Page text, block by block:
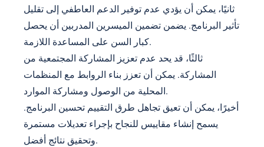
ثانيًا، يمكن أن يؤدي عدم توفير الدعم العاطفي إلى تقليل
تأثير البرنامج. يضمن تضمين الميسرين المدربين أن يحصل
كبار السن على المساعدة اللازمة.
ثالثًا، قد يحد عدم تعزيز المشاركة المجتمعية من
المشاركة. يمكن أن تعزز بناء الروابط مع المنظمات
المحلية من الوصول ومشاركة الموارد.
أخيرًا، يمكن أن تعيق تجاهل طرق التقييم تحسين البرنامج.
يسمح إنشاء مقاييس للنجاح بإجراء تعديلات مستمرة
وتحقيق نتائج أفضل.